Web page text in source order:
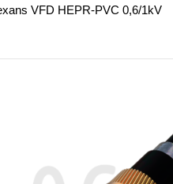
VFD HEPR-PVC 0,6/1kV